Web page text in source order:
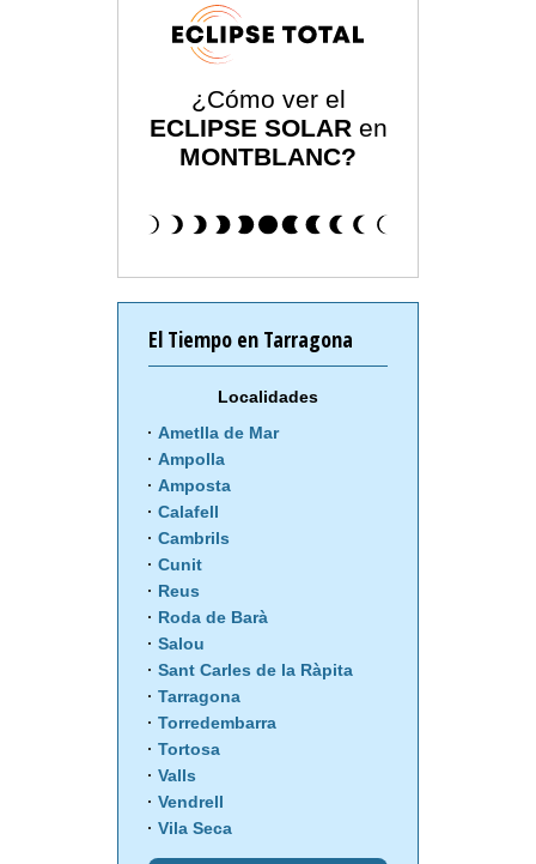
¿Cómo ver el
ECLIPSE SOLAR en
MONTBLANC?
El Tiempo en Tarragona
Localidades
Ametlla de Mar
Ampolla
Amposta
Calafell
Cambrils
Cunit
Reus
Roda de Barà
Salou
Sant Carles de la Ràpita
Tarragona
Torredembarra
Tortosa
Valls
Vendrell
Vila Seca